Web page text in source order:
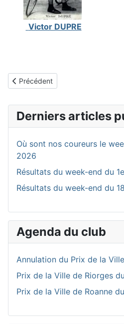
Victor DUPRE
Article précédent : FSGT Année
Précédent
Derniers articles
Où sont nos coureurs le
2026
Résultats du week-end du
Résultats du week-end du
Agenda du club
Annulation du Prix de la
Prix de la Ville de Riorges
Prix de la Ville de Roanne